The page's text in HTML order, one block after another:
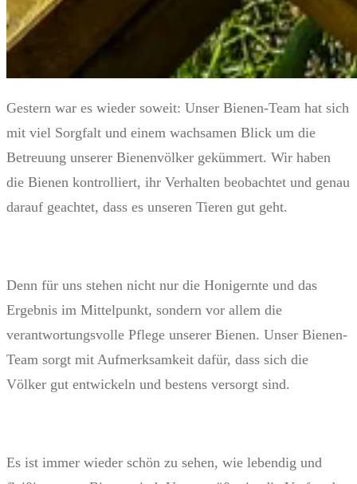
Gestern war es wieder soweit: Unser Bienen-Team hat sich
mit viel Sorgfalt und einem wachsamen Blick um die
Betreuung unserer Bienenvölker gekümmert. Wir haben
die Bienen kontrolliert, ihr Verhalten beobachtet und genau
darauf geachtet, dass es unseren Tieren gut geht.
Denn für uns stehen nicht nur die Honigernte und das
Ergebnis im Mittelpunkt, sondern vor allem die
verantwortungsvolle Pflege unserer Bienen. Unser Bienen-
Team sorgt mit Aufmerksamkeit dafür, dass sich die
Völker gut entwickeln und bestens versorgt sind.
Es ist immer wieder schön zu sehen, wie lebendig und